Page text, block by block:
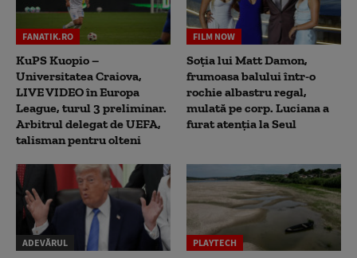
FANATIK.RO
KuPS Kuopio –
Universitatea Craiova,
LIVE VIDEO în Europa
League, turul 3 preliminar.
Arbitrul delegat de UEFA,
talisman pentru olteni
FILM NOW
Soția lui Matt Damon,
frumoasa balului într-o
rochie albastru regal,
mulată pe corp. Luciana a
furat atenția la Seul
ADEVĂRUL PLAYTECH